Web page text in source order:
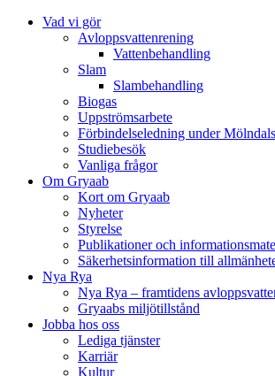
Vad vi gör
Avloppsvattenrening
Vatten­behandling
Slam
Slambehandling
Biogas
Uppströmsarbete
Förbindelseledning under
Studiebesök
Vanliga frågor
Om Gryaab
Kort om Gryaab
Nyheter
Styrelse
Publikationer och
Säkerhetsinformation till
Nya Rya
Nya Rya – framtidens
Gryaabs miljötillstånd
Jobba hos oss
Lediga tjänster
Karriär
Kultur